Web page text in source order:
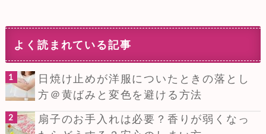
よく読まれている記事
日焼け止めが洋服についたときの落とし
方＠黄ばみと変色を避ける方法
扇子のお手入れは必要？香りが弱くなっ